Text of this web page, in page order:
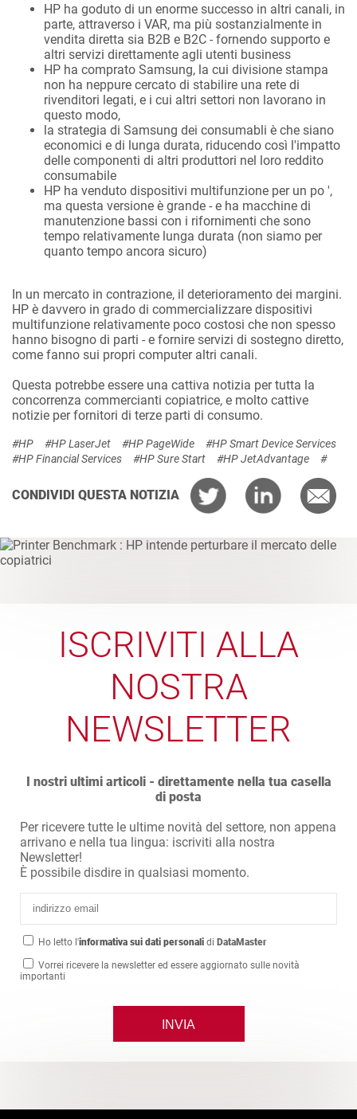
HP ha goduto di un enorme successo in altri canali, in
parte, attraverso i VAR, ma più sostanzialmente in
vendita diretta sia B2B e B2C - fornendo supporto e
altri servizi direttamente agli utenti business
HP ha comprato Samsung, la cui divisione stampa
non ha neppure cercato di stabilire una rete di
rivenditori legati, e i cui altri settori non lavorano in
questo modo,
la strategia di Samsung dei consumabli è che siano
economici e di lunga durata, riducendo così l'impatto
delle componenti di altri produttori nel loro reddito
consumabile
HP ha venduto dispositivi multifunzione per un po ',
ma questa versione è grande - e ha macchine di
manutenzione bassi con i rifornimenti che sono
tempo relativamente lunga durata (non siamo per
quanto tempo ancora sicuro)
In un mercato in contrazione, il deterioramento dei margini.
HP è davvero in grado di commercializzare dispositivi
multifunzione relativamente poco costosi che non spesso
hanno bisogno di parti - e fornire servizi di sostegno diretto,
come fanno sui propri computer altri canali.
Questa potrebbe essere una cattiva notizia per tutta la
concorrenza commercianti copiatrice, e molto cattive
notizie per fornitori di terze parti di consumo.
#HP #HP LaserJet #HP PageWide
#HP Smart Device Services
#HP Financial Services
#HP Sure Start #HP JetAdvantage #
CONDIVIDI QUESTA NOTIZIA
ISCRIVITI ALLA
NOSTRA
NEWSLETTER
I nostri ultimi articoli - direttamente nella tua casella
di posta
Per ricevere tutte le ultime novità del settore, non appena
arrivano e nella tua lingua: iscriviti alla nostra
Newsletter!
È possibile disdire in qualsiasi momento.
Ho letto l'informativa sui dati personali di DataMaster
Vorrei ricevere la newsletter ed essere aggiornato sulle novità
importanti